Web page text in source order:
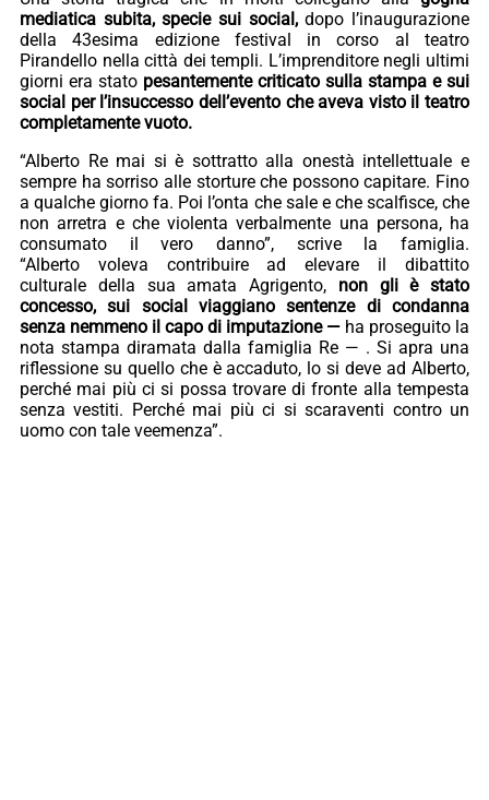
mediatica subita, specie sui social,dopo l’inaugurazione
della 43esima edizione festival in corso al teatro
Pirandello nella città dei templi. L’imprenditore negli ultimi
giorni era stato pesantemente criticato sulla stampa e sui
social per l’insuccesso dell’evento che aveva visto il teatro
completamente vuoto.
“Alberto Re mai si è sottratto alla onestà intellettuale e
sempre ha sorriso alle storture che possono capitare. Fino
a qualche giorno fa. Poi l’onta che sale e che scalfisce, che
non arretra e che violenta verbalmente una persona, ha
consumato il vero danno”, scrive la famiglia.
“Alberto voleva contribuire ad elevare il dibattito
culturale della sua amata Agrigento, non gli è stato
concesso, sui social viaggiano sentenze di condanna
senza nemmeno il capo di imputazione — ha proseguito la
nota stampa diramata dalla famiglia Re — . Si apra una
riflessione su quello che è accaduto, lo si deve ad Alberto,
perché mai più ci si possa trovare di fronte alla tempesta
senza vestiti. Perché mai più ci si scaraventi contro un
uomo con tale veemenza”.